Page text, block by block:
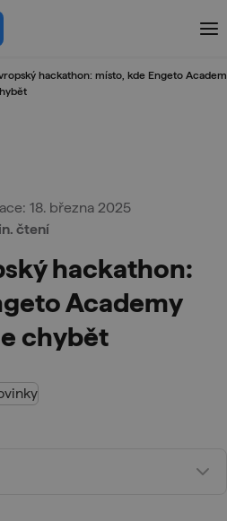
hackathon: místo, kde Engeto
18. března 2025
čtení
hackathon:
Academy
chybět